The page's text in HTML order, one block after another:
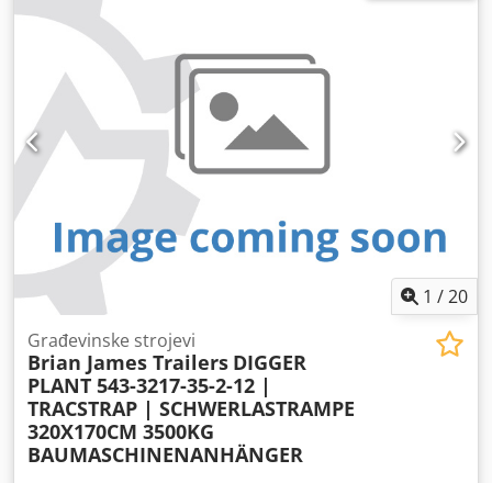
1 /20
Građevinske strojevi
Brian James Trailers DIGGER
PLANT 543-3217-35-2-12 |
TRACSTRAP | SCHWERLASTRAMPE
320X170CM 3500KG
BAUMASCHINENANHÄNGER